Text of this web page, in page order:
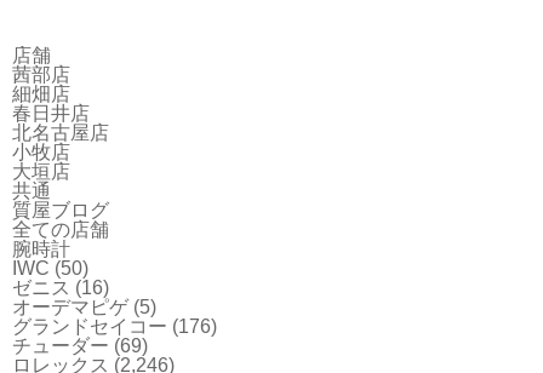
店舗
茜部店
細畑店
春日井店
北名古屋店
小牧店
大垣店
共通
質屋ブログ
全ての店舗
腕時計
IWC (50)
ゼニス (16)
オーデマピゲ(5)
グランドセイコー (176)
チューダー (69)
ロレックス (2,246)